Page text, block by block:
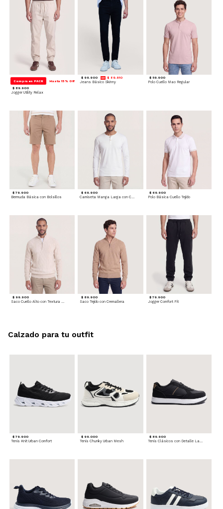
Compra en PACK Hasta 15% Off
$ 89.900
Jogger Utility Relax
$ 99.900 $ 89.910
Jeans Básico Skinny
$ 59.900
Polo Cuello Mao Regular
$ 79.900
Bermuda Básica con Bolsillos
$ 69.900
Camiseta Manga Larga con Cuello Henley
$ 69.900
Polo Básica Cuello Tejido
$ 99.900 $ 89.900
Saco Tejido con Cremallera
$ 79.900
Jogger Comfort Fit
$ 79.900
Tenis Knit Urban Comfort
$ 99.000
Tenis Chunky Urban Mesh
$ 89.900
Calzado para tu outfit